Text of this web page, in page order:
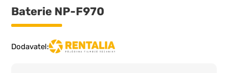
Baterie NP-F970
Dodavatel: